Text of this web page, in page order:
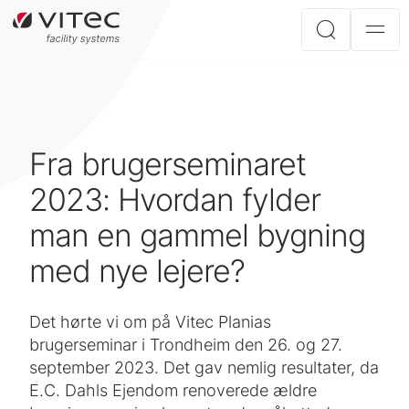
Fra brugerseminaret
2023: Hvordan fylder
man en gammel bygning
med nye lejere?
Det hørte vi om på Vitec Planias
brugerseminar i Trondheim den 26. og 27.
september 2023. Det gav nemlig resultater, da
E.C. Dahls Ejendom renoverede ældre